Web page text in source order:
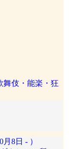
舞伎・能楽・狂
8日 - ）